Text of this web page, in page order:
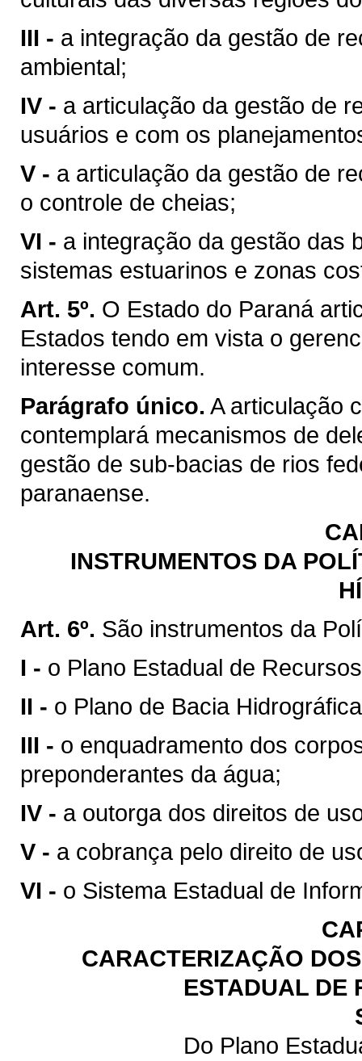
III - a integração da gestão de
ambiental;
IV - a articulação da gestão de
usuários e com os
V - a articulação da gestão de
o controle de cheias;
VI - a integração da gestão das
sistemas estuarinos e zonas
Art. 5º. O Estado do Paraná
Estados tendo em vista o
interesse comum.
Parágrafo único. A articulação
contemplará mecanismos de
gestão de sub-bacias de rios
paranaense.
INSTRUMENTOS DA
Art. 6º. São instrumentos da
I - o Plano Estadual de
II - o Plano de Bacia
III - o enquadramento dos
preponderantes da água;
IV - a outorga dos direitos de
V - a cobrança pelo direito de
VI - o Sistema Estadual de
CARACTERIZAÇÃO
ESTADUAL DE
Do Plano